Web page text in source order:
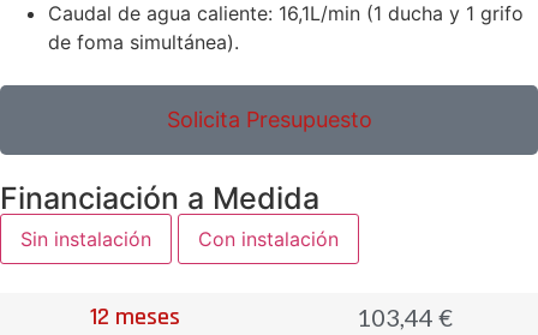
Caudal de agua caliente: 16,1L/min (1 ducha y 1 grifo
de foma simultánea).
Solicita Presupuesto
Financiación a Medida
Sin instalación Con instalación
12 meses 103,44 €